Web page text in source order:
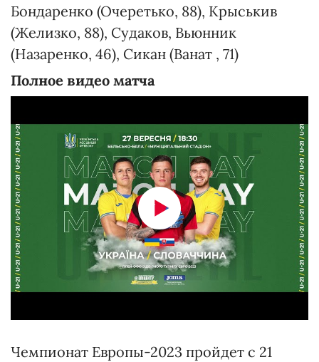
Бондаренко (Очеретько, 88), Крыськив
(Желизко, 88), Судаков, Вьюнник
(Назаренко, 46), Сикан (Ванат , 71)
Полное видео матча
Чемпионат Европы-2023 пройдет с 21